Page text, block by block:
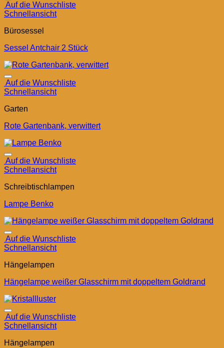
Auf die Wunschliste
Schnellansicht
Bürosessel
Sessel Antchair 2 Stück
Auf die Wunschliste
Schnellansicht
Garten
Rote Gartenbank, verwittert
Auf die Wunschliste
Schnellansicht
Schreibtischlampen
Lampe Benko
Auf die Wunschliste
Schnellansicht
Hängelampen
Hängelampe weißer Glasschirm mit doppeltem Goldrand
Auf die Wunschliste
Schnellansicht
Hängelampen